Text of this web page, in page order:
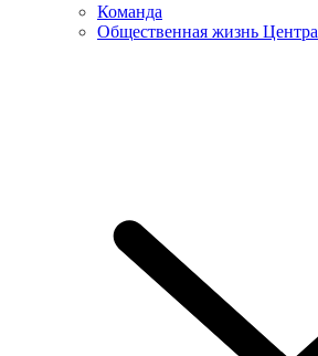
Команда
Общественная жизнь Центра